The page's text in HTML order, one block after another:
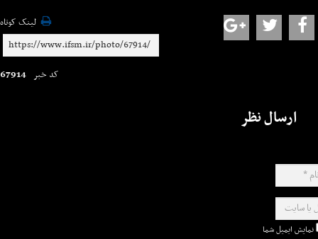
لینک کوتاه
کد خبر 67914
ارسال نظر
نمایش ایمیل شما